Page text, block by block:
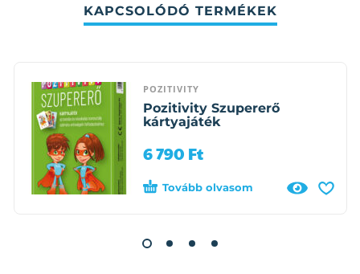
KAPCSOLÓDÓ TERMÉKEK
POZITIVITY
Pozitivity Szupererő
kártyajáték
6 790 Ft
Tovább olvasom